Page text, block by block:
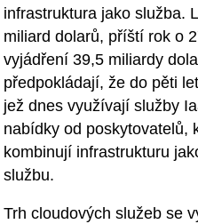
infrastruktura jako služba.
miliard dolarů, příští rok o
vyjádření 39,5 miliardy
předpokládají, že do pěti
jež dnes využívají služby
nabídky od poskytovatelů,
kombinují infrastrukturu
službu.
Trh cloudových služeb se